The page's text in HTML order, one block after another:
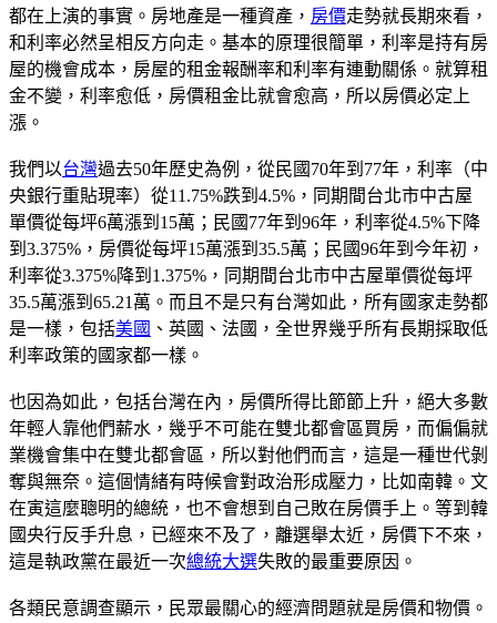
都在上演的事實。房地產是一種資產， 房價走勢就長期來看，
和利率必然呈相反方向走。基本的原理很簡單，利率是持有房
屋的機會成本，房屋的租金報酬率和利率有連動關係。就算租
金不變，利率愈低，房價租金比就會愈高，所以房價必定上
漲。
我們以台灣過去50年歷史為例，從民國70年到77年，利率（中
央銀行重貼現率）從11.75%跌到4.5%，同期間台北市中古屋
單價從每坪6萬漲到15萬；民國77年到96年，利率從4.5%下降
到3.375%，房價從每坪15萬漲到35.5萬；民國96年到今年初，
利率從3.375%降到1.375%，同期間台北市中古屋單價從每坪
35.5萬漲到65.21萬。而且不是只有台灣如此，所有國家走勢都
是一樣，包括美國 、英國、法國，全世界幾乎所有長期採取低
利率政策的國家都一樣。
也因為如此，包括台灣在內，房價所得比節節上升，絕大多數
年輕人靠他們薪水，幾乎不可能在雙北都會區買房，而偏偏就
業機會集中在雙北都會區，所以對他們而言，這是一種世代剝
奪與無奈。這個情緒有時候會對政治形成壓力，比如南韓。文
在寅這麼聰明的總統，也不會想到自己敗在房價手上。等到韓
國央行反手升息，已經來不及了，離選舉太近，房價下不來，
這是執政黨在最近一次總統大選失敗的最重要原因。
各類民意調查顯示，民眾最關心的經濟問題就是房價和物價。